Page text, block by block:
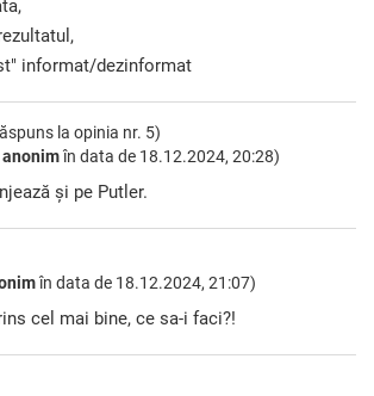
informat/dezinformat
la opinia nr. 5)
anonimîn data de 18.12.2024, 20:28)
și pe Putler.
în data de 18.12.2024, 21:07)
cel mai bine, ce sa-i faci?!